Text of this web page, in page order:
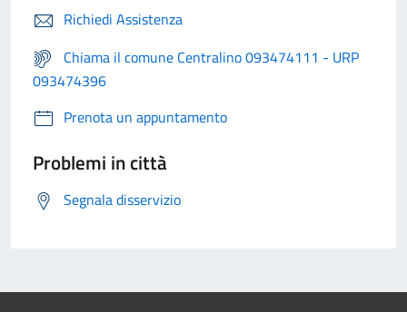
Richiedi Assistenza
Chiama il comune Centralino 093474111 - URP
093474396
Prenota un appuntamento
Problemi in città
Segnala disservizio